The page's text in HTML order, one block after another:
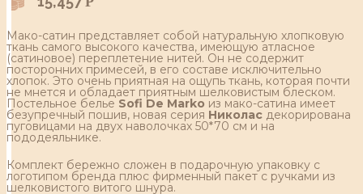
Мако-сатин представляет собой натуральную хлопковую
ткань самого высокого качества, имеющую атласное
(сатиновое) переплетение нитей. Он не содержит
посторонних примесей, в его составе исключительно
хлопок. Это очень приятная на ощупь ткань, которая почти
не мнется и обладает приятным шелковистым блеском.
Постельное белье Sofi De Marko из мако-сатина имеет
безупречный пошив, новая серия Николас декорирована
пуговицами на двух наволочках 50*70 см и на
пододеяльнике.
Комплект бережно сложен в подарочную упаковку с
логотипом бренда плюс фирменный пакет с ручками из
шелковистого витого шнура.